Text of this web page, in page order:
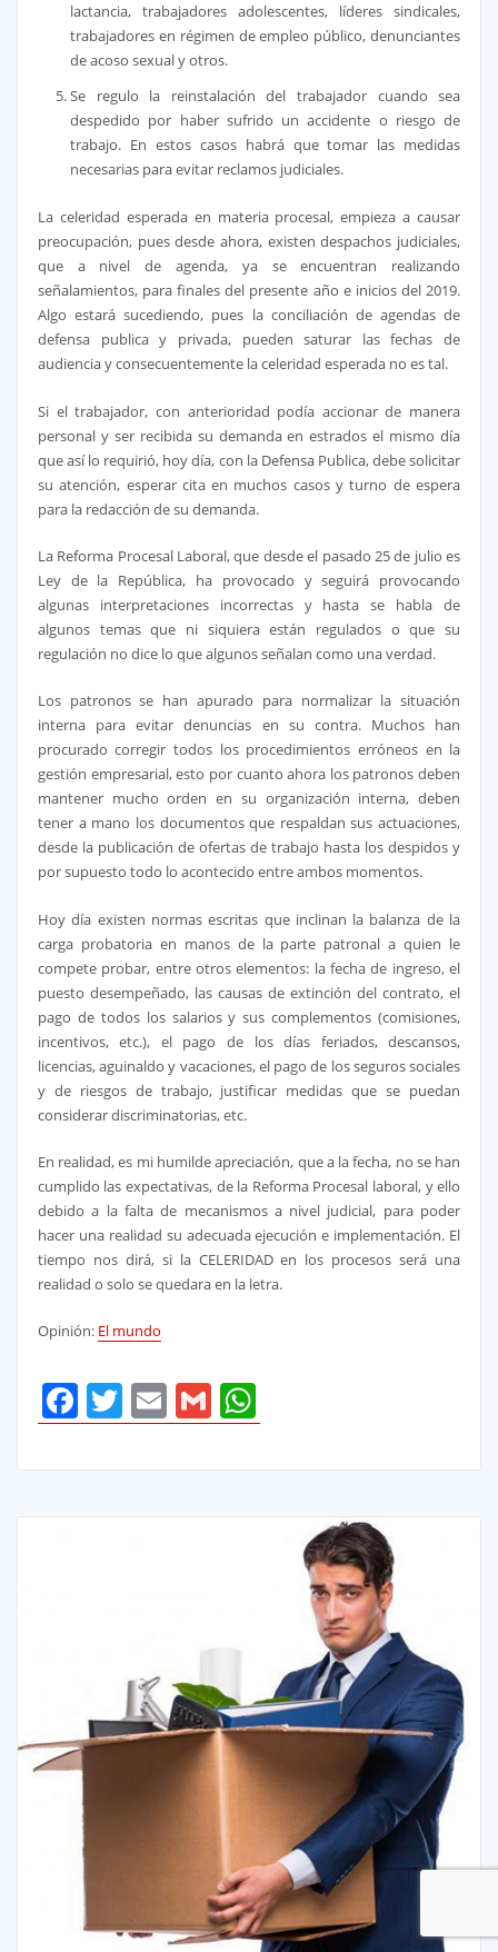
lactancia, trabajadores adolescentes, líderes sindicales,
trabajadores en régimen de empleo público, denunciantes
de acoso sexual y otros.
Se regulo la reinstalación del trabajador cuando sea
despedido por haber sufrido un accidente o riesgo de
trabajo. En estos casos habrá que tomar las medidas
necesarias para evitar reclamos judiciales.
La celeridad esperada en materia procesal, empieza a causar
preocupación, pues desde ahora, existen despachos judiciales,
que a nivel de agenda, ya se encuentran realizando
señalamientos, para finales del presente año e inicios del 2019.
Algo estará sucediendo, pues la conciliación de agendas de
defensa publica y privada, pueden saturar las fechas de
audiencia y consecuentemente la celeridad esperada no es tal.
Si el trabajador, con anterioridad podía accionar de manera
personal y ser recibida su demanda en estrados el mismo día
que así lo requirió, hoy día, con la Defensa Publica, debe solicitar
su atención, esperar cita en muchos casos y turno de espera
para la redacción de su demanda.
La Reforma Procesal Laboral, que desde el pasado 25 de julio es
Ley de la República, ha provocado y seguirá provocando
algunas interpretaciones incorrectas y hasta se habla de
algunos temas que ni siquiera están regulados o que su
regulación no dice lo que algunos señalan como una verdad.
Los patronos se han apurado para normalizar la situación
interna para evitar denuncias en su contra. Muchos han
procurado corregir todos los procedimientos erróneos en la
gestión empresarial, esto por cuanto ahora los patronos deben
mantener mucho orden en su organización interna, deben
tener a mano los documentos que respaldan sus actuaciones,
desde la publicación de ofertas de trabajo hasta los despidos y
por supuesto todo lo acontecido entre ambos momentos.
Hoy día existen normas escritas que inclinan la balanza de la
carga probatoria en manos de la parte patronal a quien le
compete probar, entre otros elementos: la fecha de ingreso, el
puesto desempeñado, las causas de extinción del contrato, el
pago de todos los salarios y sus complementos (comisiones,
incentivos, etc.), el pago de los días feriados, descansos,
licencias, aguinaldo y vacaciones, el pago de los seguros sociales
y de riesgos de trabajo, justificar medidas que se puedan
considerar discriminatorias, etc.
En realidad, es mi humilde apreciación, que a la fecha, no se han
cumplido las expectativas, de la Reforma Procesal laboral, y ello
debido a la falta de mecanismos a nivel judicial, para poder
hacer una realidad su adecuada ejecución e implementación. El
tiempo nos dirá, si la CELERIDAD en los procesos será una
realidad o solo se quedara en la letra.
Opinión: El mundo
Facebook
Twitter
Email
GmailWhatsApp